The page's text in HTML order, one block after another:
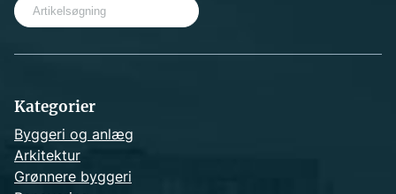
Kategorier
Byggeri og anlæg
Arkitektur
Grønnere byggeri